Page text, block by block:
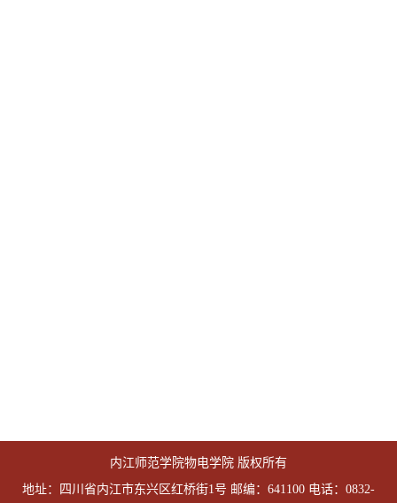
内江师范学院物电学院 版权所有
地址：四川省内江市东兴区红桥街1号 邮编：641100 电话：0832-